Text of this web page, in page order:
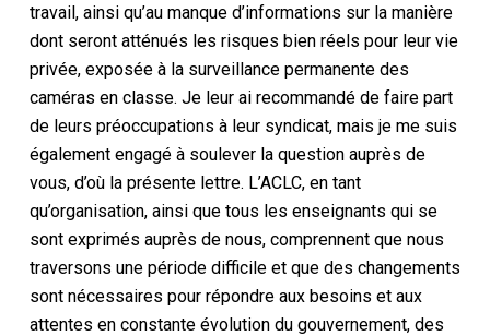
travail, ainsi qu’au manque d’informations sur la manière
dont seront atténués les risques bien réels pour leur vie
privée, exposée à la surveillance permanente des
caméras en classe. Je leur ai recommandé de faire part
de leurs préoccupations à leur syndicat, mais je me suis
également engagé à soulever la question auprès de
vous, d’où la présente lettre. L’ACLC, en tant
qu’organisation, ainsi que tous les enseignants qui se
sont exprimés auprès de nous, comprennent que nous
traversons une période difficile et que des changements
sont nécessaires pour répondre aux besoins et aux
attentes en constante évolution du gouvernement, des